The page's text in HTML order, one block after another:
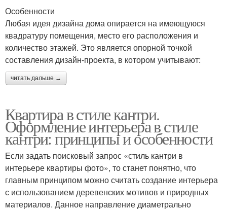
Особенности
Любая идея дизайна дома опирается на имеющуюся
квадратуру помещения, место его расположения и
количество этажей. Это является опорной точкой
составления дизайн-проекта, в котором учитывают:
читать дальше →
Квартира в стиле кантри.
Оформление интерьера в стиле
кантри: принципы и особенности
Если задать поисковый запрос «стиль кантри в
интерьере квартиры фото», то станет понятно, что
главным принципом можно считать создание интерьера
с использованием деревенских мотивов и природных
материалов. Данное направление диаметрально